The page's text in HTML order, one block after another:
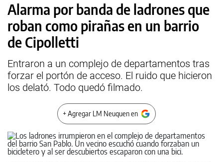
Alarma por banda de ladrones que
roban como pirañas en un barrio
de Cipolletti
Entraron a un complejo de departamentos tras
forzar el portón de acceso. El ruido que hicieron
los delató. Todo quedó filmado.
+ Agregar LM Neuquen en